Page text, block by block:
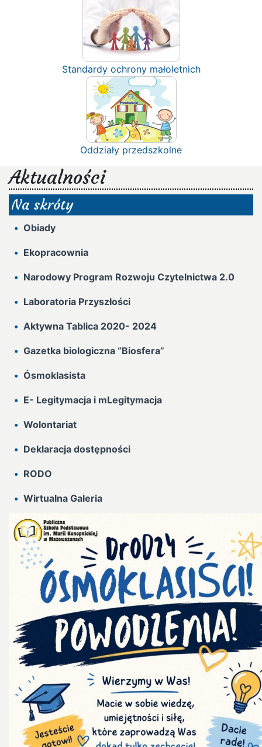
Standardy ochrony małoletnich
Oddziały przedszkolne
Aktualności
Na skróty
Obiady
Ekopracownia
Narodowy Program Rozwoju Czytelnictwa 2.0
Laboratoria Przyszłości
Aktywna Tablica 2020- 2024
Gazetka biologiczna “Biosfera”
Ósmoklasista
E- Legitymacja i mLegitymacja
Wolontariat
Deklaracja dostępności
RODO
Wirtualna Galeria